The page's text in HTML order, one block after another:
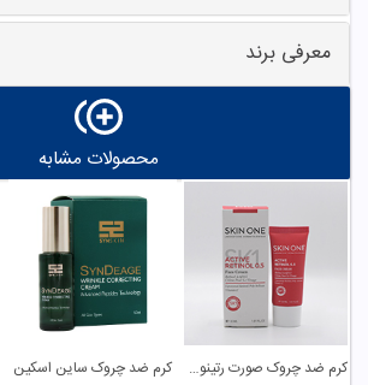
معرفی برند
محصولات مشابه
کرم ضد چروک صورت رتینول اسکین وان کرم ضد چروک ساین اسکین